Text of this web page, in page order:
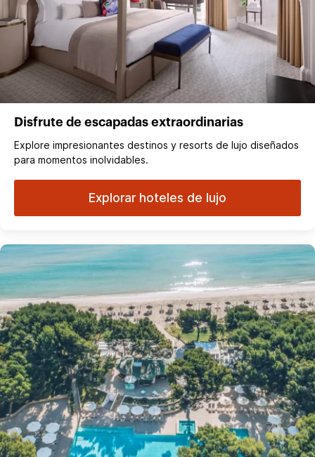
Disfrute de escapadas extraordinarias
Explore impresionantes destinos y resorts de lujo diseñados
para momentos inolvidables.
Explorar hoteles de lujo